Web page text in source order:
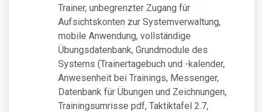
Trainer, unbegrenzter Zugang für
Aufsichtskonten zur Systemverwaltung,
mobile Anwendung, vollständige
Übungsdatenbank, Grundmodule des
Systems (Trainertagebuch und -kalender,
Anwesenheit bei Trainings, Messenger,
Datenbank für Übungen und Zeichnungen,
Trainingsumrisse pdf, Taktiktafel 2.7,